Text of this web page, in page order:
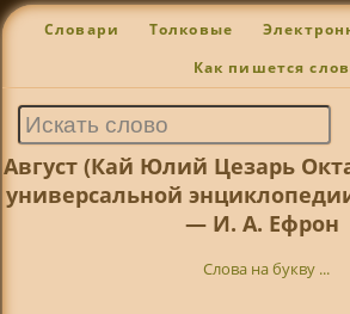
Словари Толковые
Как пишется
Август (Кай Юлий Цезарь
универсальной
— И. А. Ефрон
Слова на букву ...